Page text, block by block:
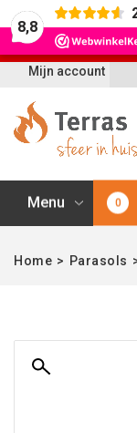
8,8
Mijn account
Menu 0
Home > Parasols
Let op: t/m